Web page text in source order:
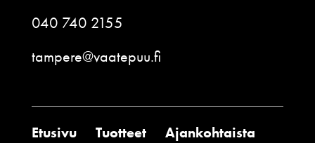
040 740 2155
tampere@vaatepuu.fi
Etusivu Tuotteet
Ajankohtaista